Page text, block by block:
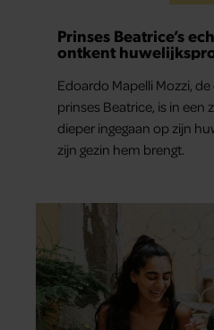
Prinses Beatrice’s
ontkent
Edoardo Mapelli Mozzi,
prinses Beatrice, is in een
dieper ingegaan op zijn
zijn gezin hem brengt.